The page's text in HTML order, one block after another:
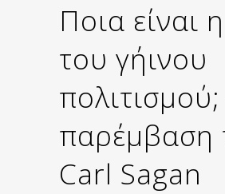
Ποια είναι
του γήινου
παρέμβαση
Carl Sagan